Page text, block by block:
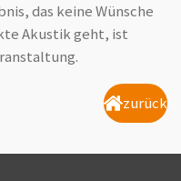
das keine Wünsche
Akustik geht, ist
zurück